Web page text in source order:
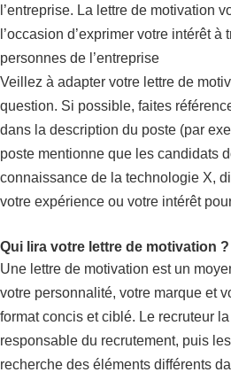
l’entreprise. La lettre de motivation
l’occasion d’exprimer votre intérêt
personnes de l’entreprise
Veillez à adapter votre lettre de
question. Si possible, faites
dans la description du poste (par
poste mentionne que les candidats
connaissance de la technologie X,
votre expérience ou votre intérêt
Qui lira votre lettre de motivation ?
Une lettre de motivation est un
votre personnalité, votre marque et
format concis et ciblé. Le recruteur
responsable du recrutement, puis
recherche des éléments différents